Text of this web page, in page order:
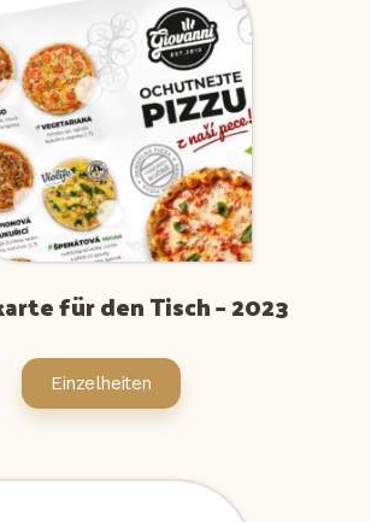
für den Tisch – 2023
Einzelheiten